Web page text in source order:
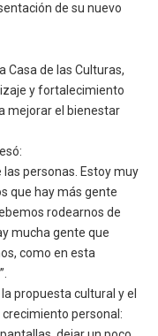
de su nuevo
Casa de las Culturas,
y fortalecimiento
mejorar el bienestar
personas. Estoy muy
que hay más gente
rodearnos de
mucha gente que
como en esta
propuesta cultural y el
personal: